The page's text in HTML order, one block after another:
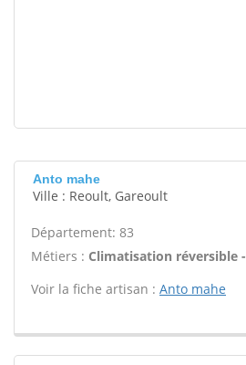
Anto mahe
Ville : Reoult, Gareoult
Département: 83
Métiers : Climatisation réversible -
Voir la fiche artisan : Anto mahe